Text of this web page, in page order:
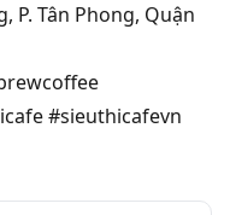
P. Tân Phong, Quận
#sieuthicafevn